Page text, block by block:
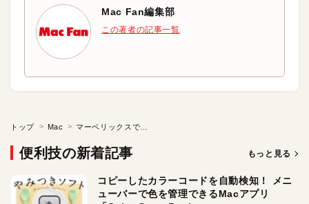
Mac Fan編集部
この著者の記事一覧
トップ Mac
便利技の新着記事 もっと見る
コピーしたカラーコードを自動検知！ メニ
ューバーで色を管理できるMacアプリ